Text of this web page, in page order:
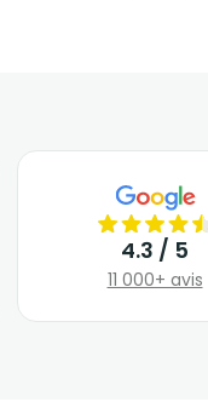
4.3 / 5
11 000+ avis